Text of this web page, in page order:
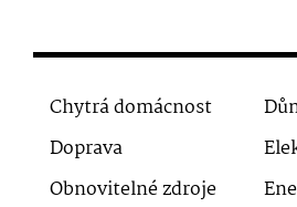
Chytrá domácnost
Doprava
Obnovitelné zdroje